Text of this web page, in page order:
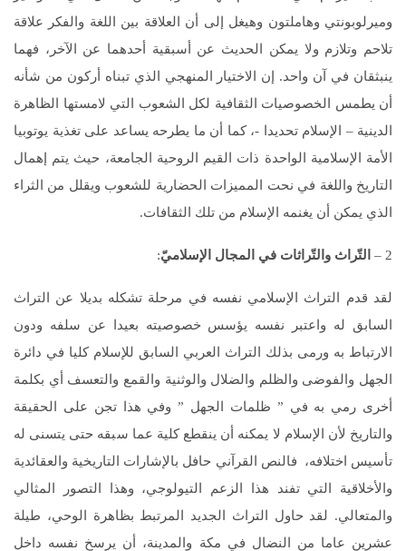
وميرلوبونتي وهاملتون وهيغل إلى أن العلاقة بين اللغة والفكر علاقة
تلاحم وتلازم ولا يمكن الحديث عن أسبقية أحدهما عن الآخر، فهما
ينبثقان في آن واحد. إن الاختيار المنهجي الذي تبناه أركون من شأنه
أن يطمس الخصوصيات الثقافية لكل الشعوب التي لامستها الظاهرة
الدينية – الإسلام تحديدا -، كما أن ما يطرحه يساعد على تغذية يوتوبيا
الأمة الإسلامية الواحدة ذات القيم الروحية الجامعة، حيث يتم إهمال
التاريخ واللغة في نحت المميزات الحضارية للشعوب ويقلل من الثراء
الذي يمكن أن يغنمه الإسلام من تلك الثقافات.
2 – التّراث والتّراثات في المجال الإسلاميّ:
لقد قدم التراث الإسلامي نفسه في مرحلة تشكله بديلا عن التراث
السابق له واعتبر نفسه يؤسس خصوصيته بعيدا عن سلفه ودون
الارتباط به ورمى بذلك التراث العربي السابق للإسلام كليا في دائرة
الجهل والفوضى والظلم والضلال والوثنية والقمع والتعسف أي بكلمة
أخرى رمي به في ” ظلمات الجهل ” وفي هذا تجن على الحقيقة
والتاريخ لأن الإسلام لا يمكنه أن ينقطع كلية عما سبقه حتى يتسنى له
تأسيس اختلافه، فالنص القرآني حافل بالإشارات التاريخية والعقائدية
والأخلاقية التي تفند هذا الزعم التيولوجي، وهذا التصور المثالي
والمتعالي. لقد حاول التراث الجديد المرتبط بظاهرة الوحي، طيلة
عشرين عاما من النضال في مكة والمدينة، أن يرسخ نفسه داخل